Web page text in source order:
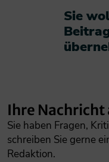
Sie
Ihre Nachricht
Sie haben Fragen,
schreiben Sie gerne
Redaktion.